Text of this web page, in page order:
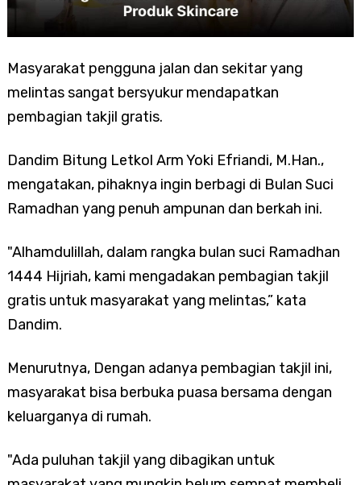
Masyarakat pengguna jalan dan sekitar yang
melintas sangat bersyukur mendapatkan
pembagian takjil gratis.
Dandim Bitung Letkol Arm Yoki Efriandi, M.Han.,
mengatakan, pihaknya ingin berbagi di Bulan Suci
Ramadhan yang penuh ampunan dan berkah ini.
"Alhamdulillah, dalam rangka bulan suci Ramadhan
1444 Hijriah, kami mengadakan pembagian takjil
gratis untuk masyarakat yang melintas,” kata
Dandim.
Menurutnya, Dengan adanya pembagian takjil ini,
masyarakat bisa berbuka puasa bersama dengan
keluarganya di rumah.
"Ada puluhan takjil yang dibagikan untuk